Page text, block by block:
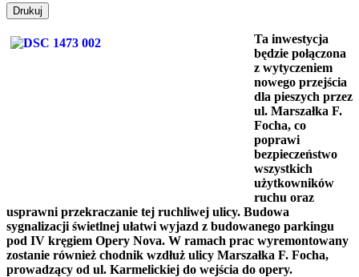
Drukuj
Ta inwestycja
będzie połączona
z wytyczeniem
nowego przejścia
dla pieszych przez
ul. Marszałka F.
Focha, co
poprawi
bezpieczeństwo
wszystkich
użytkowników
ruchu oraz
usprawni przekraczanie tej ruchliwej ulicy. Budowa
sygnalizacji świetlnej ułatwi wyjazd z budowanego parkingu
pod IV kręgiem Opery Nova. W ramach prac wyremontowany
zostanie również chodnik wzdłuż ulicy Marszałka F. Focha,
prowadzący od ul. Karmelickiej do wejścia do opery.